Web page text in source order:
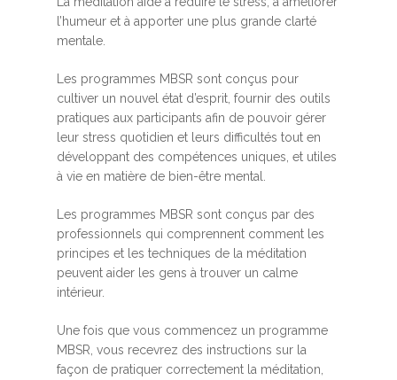
l’humeur et à apporter une plus grande clarté
mentale.
Les programmes MBSR sont conçus pour
cultiver un nouvel état d’esprit, fournir des outils
pratiques aux participants afin de pouvoir gérer
leur stress quotidien et leurs difficultés tout en
développant des compétences uniques, et utiles
à vie en matière de bien-être mental.
Les programmes MBSR sont conçus par des
professionnels qui comprennent comment les
principes et les techniques de la méditation
peuvent aider les gens à trouver un calme
intérieur.
Une fois que vous commencez un programme
MBSR, vous recevrez des instructions sur la
façon de pratiquer correctement la méditation,